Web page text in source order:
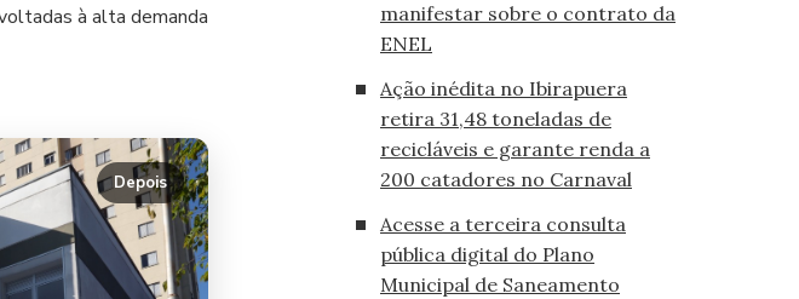
à alta demanda
Depois
manifestar sobre o contrato da
ENEL
Ação inédita no Ibirapuera
retira 31,48 toneladas de
recicláveis e garante renda a
200 catadores no Carnaval
Acesse a terceira consulta
pública digital do Plano
Municipal de Saneamento